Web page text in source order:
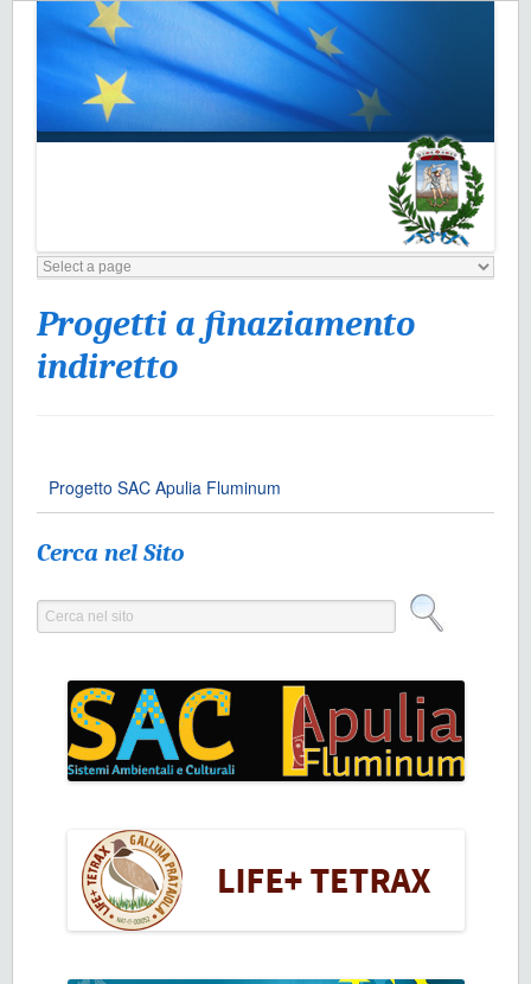
Progetti a finaziamento
indiretto
Progetto SAC Apulia Fluminum
Cerca nel Sito